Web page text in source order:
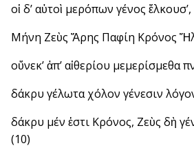
οἱ δ’ αὐτοὶ μερόπων γένος ἕλκουσ’,
Μήνη Ζεὺς Ἄρης Παφίη Κρόνος
οὕνεκ’ ἀπ’ αἰθερίου μεμερίσμεθα
δάκρυ γέλωτα χόλον γένεσιν
δάκρυ μέν ἐστι Κρόνος, Ζεὺς δὴ
(10)